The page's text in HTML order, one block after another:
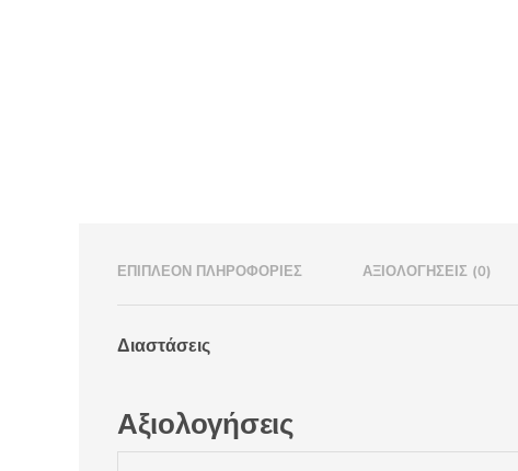
ΕΠΙΠΛΈΟΝ ΠΛΗΡΟΦΟΡΊΕΣ ΑΞΙΟΛΟΓΉΣΕΙΣ (0)
Διαστάσεις
Αξιολογήσεις